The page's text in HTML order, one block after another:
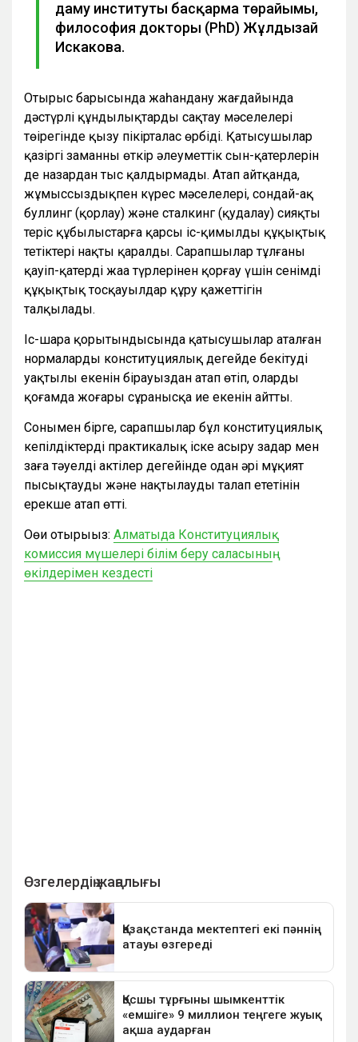
даму институты басқарма төрайымы,
философия докторы (PhD) Жұлдызай
Искакова.
Отырыс барысында жаһандану жағдайында
дәстүрлі құндылықтарды сақтау мәселелері
төңірегінде қызу пікірталас өрбіді. Қатысушылар
қазіргі заманның өткір әлеуметтік сын-қатерлерін
де назардан тыс қалдырмады. Атап айтқанда,
жұмыссыздықпен күрес мәселелері, сондай-ақ
буллинг (қорлау) және сталкинг (қудалау) сияқты
теріс құбылыстарға қарсы іс-қимылдың құқықтық
тетіктері нақты қаралды. Сарапшылар тұлғаны
қауіп-қатердің жаңа түрлерінен қорғау үшін сенімді
құқықтық тосқауылдар құру қажеттігін
талқылады.
Іс-шара қорытындысында қатысушылар аталған
нормаларды конституциялық деңгейде бекітудің
уақтылы екенін бірауыздан атап өтіп, олардың
қоғамда жоғары сұранысқа ие екенін айтты.
Сонымен бірге, сарапшылар бұл конституциялық
кепілдіктерді практикалық іске асыру заңдар мен
заңға тәуелді актілер деңгейінде одан әрі мұқият
пысықтауды және нақтылауды талап ететінін
ерекше атап өтті.
Оөи отырыңыз: Алматыда Конституциялық
комиссия мүшелері білім беру саласының
өкілдерімен кездесті